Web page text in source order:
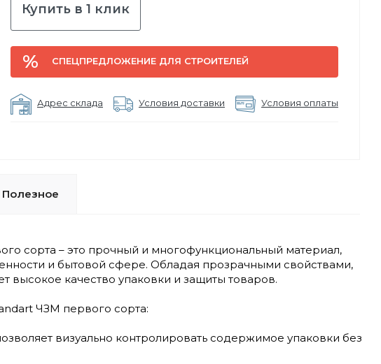
Купить в 1 клик
СПЕЦПРЕДЛОЖЕНИЕ ДЛЯ СТРОИТЕЛЕЙ
Адрес склада Условия доставки Условия оплаты
Полезное
сорта – это прочный и многофункциональный материал,
и бытовой сфере. Обладая прозрачными свойствами,
высокое качество упаковки и защиты товаров.
ЧЗМ первого сорта:
визуально контролировать содержимое упаковки без